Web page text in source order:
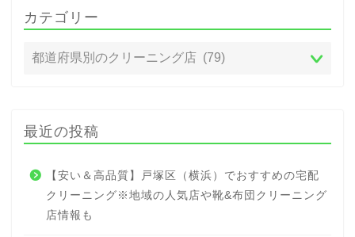
カテゴリー
最近の投稿
【安い＆高品質】戸塚区（横浜）でおすすめの宅配
クリーニング※地域の人気店や靴&布団クリーニング
店情報も